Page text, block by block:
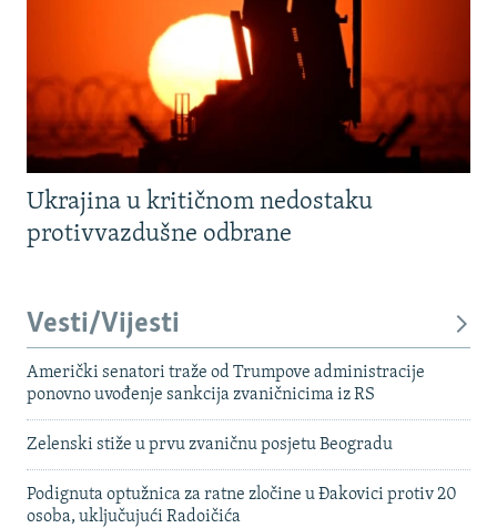
Ukrajina u kritičnom nedostaku
protivvazdušne odbrane
Vesti/Vijesti
Američki senatori traže od Trumpove administracije
ponovno uvođenje sankcija zvaničnicima iz RS
Zelenski stiže u prvu zvaničnu posjetu Beogradu
Podignuta optužnica za ratne zločine u Đakovici protiv 20
osoba, uključujući Radoičića